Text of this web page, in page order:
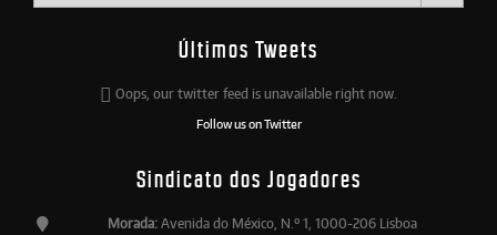
Últimos Tweets
Oops, our twitter feed is unavailable right now.
Follow us on Twitter
Sindicato dos Jogadores
Morada:Avenida do México, N.º 1, 1000-206 Lisboa